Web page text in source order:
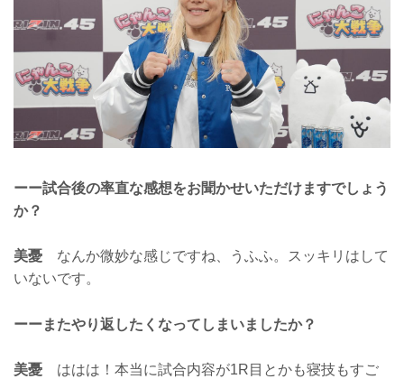
ーー試合後の率直な感想をお聞かせいただけますでしょう
か？
美憂 なんか微妙な感じですね、うふふ。スッキリはして
いないです。
ーーまたやり返したくなってしまいましたか？
美憂 ははは！本当に試合内容が1R目とかも寝技もすご